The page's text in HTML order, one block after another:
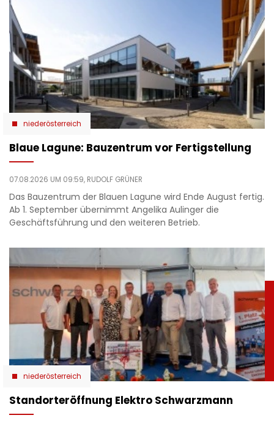
niederösterreich
Blaue Lagune: Bauzentrum vor Fertigstellung
07.08.2026 UM 09:59, RUDOLF GRÜNER
Das Bauzentrum der Blauen Lagune wird Ende August fertig.
Ab 1. September übernimmt Angelika Aulinger die
Geschäftsführung und den weiteren Betrieb.
niederösterreich
Standorteröffnung Elektro Schwarzmann